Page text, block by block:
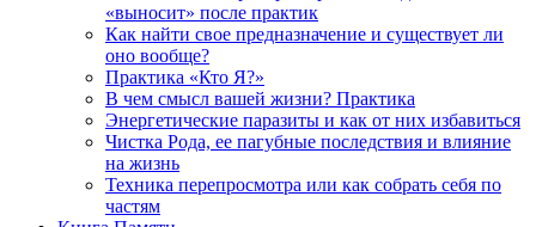
«выносит» после практик
Как найти свое предназначение и существует ли
оно вообще?
Практика «Кто Я?»
В чем смысл вашей жизни? Практика
Энергетические паразиты и как от них избавиться
Чистка Рода, ее пагубные последствия и влияние
на жизнь
Техника перепросмотра или как собрать себя по
частям